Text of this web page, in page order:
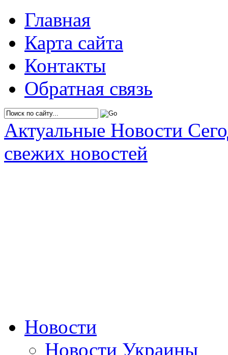
Главная
Карта сайта
Контакты
Обратная связь
Актуальные Новости
свежих новостей
Новости
Новости Украины